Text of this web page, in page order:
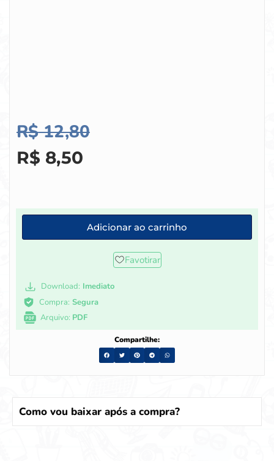
R$12,80
R$ 8,50
Adicionar ao carrinho
Favotirar
Download: Imediato
Compra: Segura
Arquivo: PDF
Compartilhe:
Como vou baixar após a compra?